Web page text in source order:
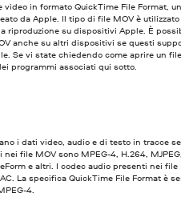
video in formato QuickTime File Format,
da Apple. Il tipo di file MOV è utilizzato
riproduzione su dispositivi Apple. È
anche su altri dispositivi se questi
Se vi state chiedendo come aprire un
programmi associati qui sotto.
i dati video, audio e di testo in tracce
file MOV sono MPEG-4, H.264,
e altri. I codec audio presenti nei file
La specifica QuickTime File Format è
4.